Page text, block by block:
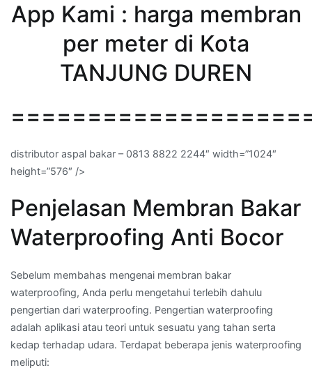
App Kami : harga membran
per meter di Kota
TANJUNG DUREN
distributor aspal bakar – 0813 8822 2244″ width=”1024″
height=”576″ />
Penjelasan Membran Bakar
Waterproofing Anti Bocor
Sebelum membahas mengenai membran bakar
waterproofing, Anda perlu mengetahui terlebih dahulu
pengertian dari waterproofing. Pengertian waterproofing
adalah aplikasi atau teori untuk sesuatu yang tahan serta
kedap terhadap udara. Terdapat beberapa jenis waterproofing
meliputi: